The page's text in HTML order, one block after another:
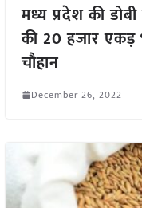
मध्य प्रदेश की
की 20 हजार एकड़
चौहान
December 26, 2022